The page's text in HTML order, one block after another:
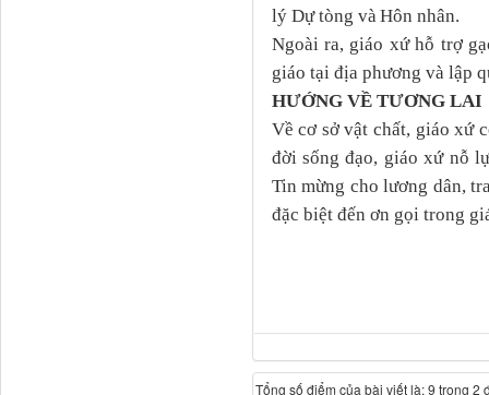
lý Dựtòng vàHôn nhân.
Ngoài ra, giáo xứhỗ trợ
giáo tại địa phương và lập
HƯỚNG VỀ TƯƠNG LAI
Về cơ sở vật chất, giáo xứ c
đời sống đạo, giáo xứ nỗ
Tin mừng cho lương dân,
đặc biệt đến ơn gọi trong
Tổng số điểm của bài viết là: 9 trong 2